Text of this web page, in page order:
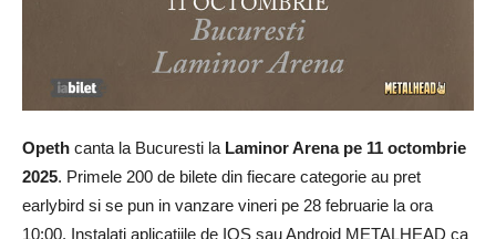
Opeth canta la Bucuresti la Laminor Arena pe 11 octombrie
2025. Primele 200 de bilete din fiecare categorie au pret
earlybird si se pun in vanzare vineri pe 28 februarie la ora
10:00. Instalati aplicatiile de IOS sau Android METALHEAD ca